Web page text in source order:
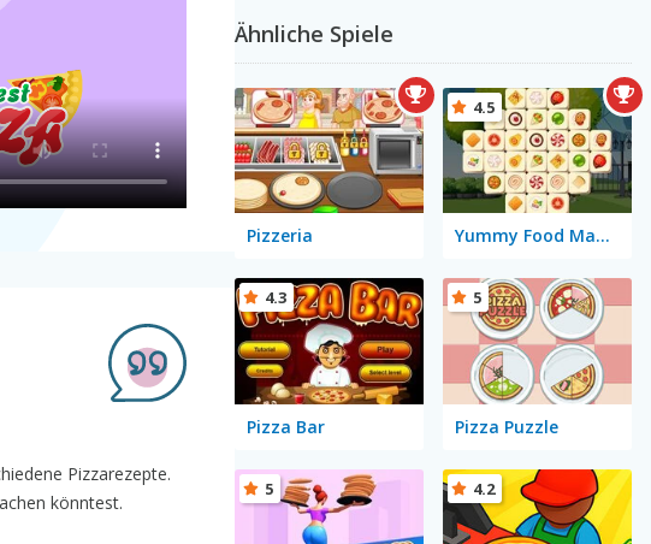
Pizzarezepte.
könntest.
Ähnliche Spiele
Pizzeria Yummy Food Mahjong
4.5
Pizza Bar
4.3
Pizza Puzzle
5
5 4.2